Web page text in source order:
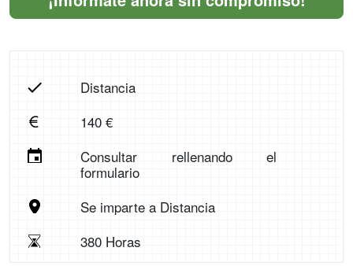
Distancia
140 €
Consultar rellenando el
formulario
Se imparte a Distancia
380 Horas